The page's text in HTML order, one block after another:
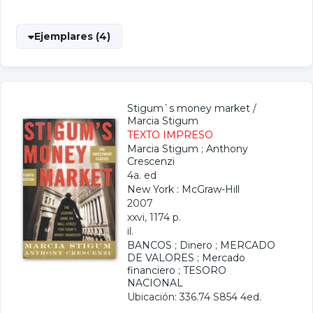
Ejemplares (4)
Stigum`s money market /
Marcia Stigum
TEXTO IMPRESO
Marcia Stigum ; Anthony
Crescenzi
4a. ed
New York : McGraw-Hill
2007
xxvi, 1174 p.
il.
BANCOS ; Dinero ; MERCADO
DE VALORES ; Mercado
financiero ; TESORO
NACIONAL
Ubicación: 336.74 S854 4ed.